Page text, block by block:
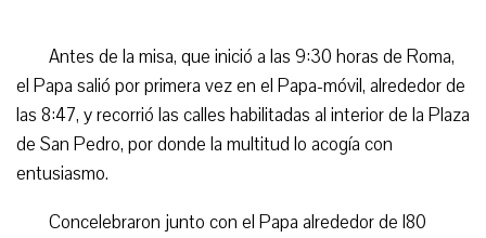
Antes de la misa, que inició a las 9:30 horas de Roma,
el Papa salió por primera vez en el Papa-móvil, alrededor de
las 8:47, y recorrió las calles habilitadas al interior de la Plaza
de San Pedro, por donde la multitud lo acogía con
entusiasmo.
Concelebraron junto con el Papa alrededor de l80